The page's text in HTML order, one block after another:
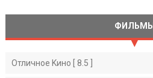
ФИЛЬМЫ
Отличное Kино [ 8.5 ]